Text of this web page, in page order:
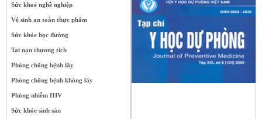
Sức khoẻ nghề nghiệp
Vệ sinh an toàn thực phẩm
Sức khỏe học đường
Tai nạn thương tích
Phòng chống bệnh lây
Phòng chống bệnh không lây
Phòng nhiễm HIV
Sức khỏe sinh sản